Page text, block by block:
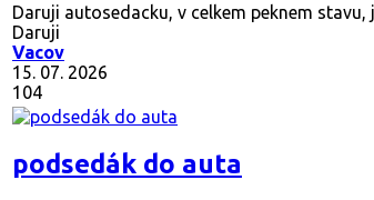
Daruji autosedacku, v celkem peknem
Daruji
Vacov
15. 07. 2026
104
podsedák do auta